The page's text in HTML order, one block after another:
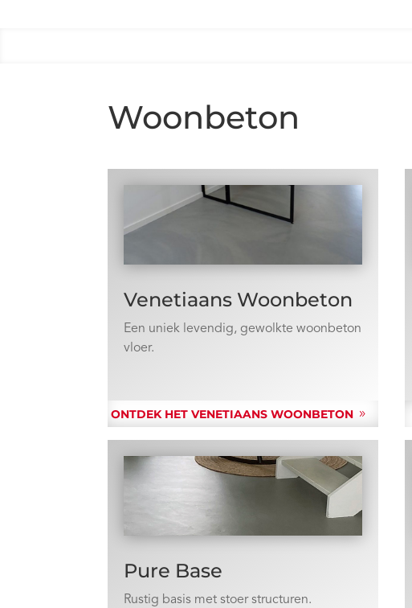
Woonbeton
Venetiaans Woonbeton
Een uniek levendig, gewolkte woonbeton
vloer.
ONTDEK HET VENETIAANS WOONBETON
Pure Base
Rustig basis met stoer structuren.